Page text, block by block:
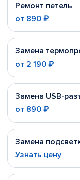
Ремонт петель
от 890 ₽
Замена
от 2 190 ₽
Замена USB-
от 890 ₽
Замена
Узнать цену